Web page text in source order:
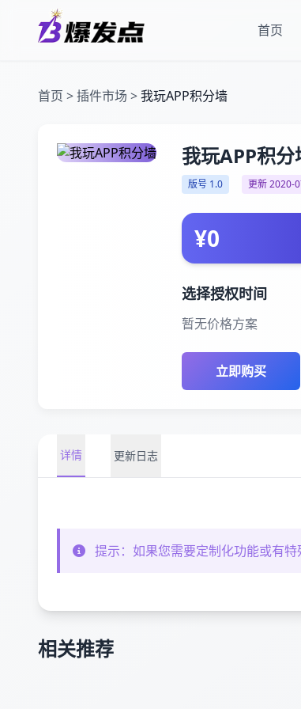
首页
首页 >插件市场 >我玩APP积分墙
我玩APP积分
版号 1.0 更新 2020-
¥0
选择授权时间
暂无价格方案
立即购买
详情 更新日志
提示：如果您需要定制化功能或有
相关推荐